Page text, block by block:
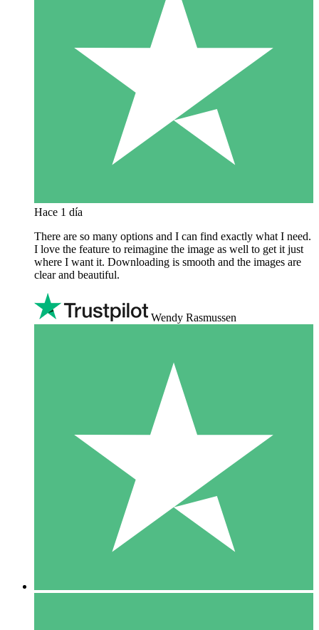
Hace 1 día
There are so many options and I can find exactly what I need.
I love the feature to reimagine the image as well to get it just
where I want it. Downloading is smooth and the images are
clear and beautiful.
Wendy Rasmussen